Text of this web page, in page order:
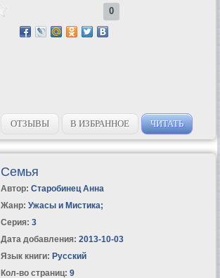
0
ОТЗЫВЫ В ИЗБРАННОЕ ЧИТАТЬ
Семья
Автор: Старобинец Анна
Жанр: Ужасы и Мистика;
Серия: 3
Дата добавления: 2013-10-03
Язык книги: Русский
Кол-во страниц: 9